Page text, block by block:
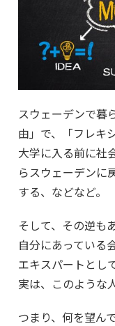
スウェーデンで暮
由」で、「フレキ
大学に入る前に社
らスウェーデンに
する、などなど。
そして、その逆も
自分にあっている
エキスパートとし
実は、このような
つまり、何を望ん